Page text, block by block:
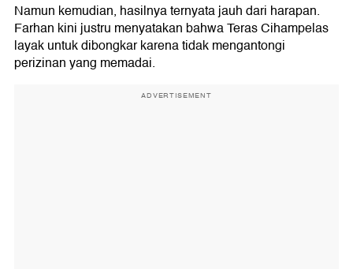
Namun kemudian, hasilnya ternyata jauh dari harapan.
Farhan kini justru menyatakan bahwa Teras Cihampelas
layak untuk dibongkar karena tidak mengantongi
perizinan yang memadai.
ADVERTISEMENT